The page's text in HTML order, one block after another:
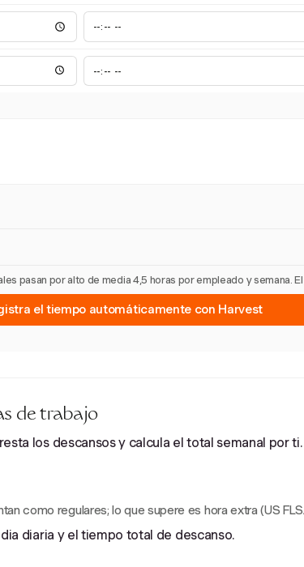
pasan por alto de media 4,5 horas por empleado y semana.
el tiempo automáticamente con Harvest
de trabajo
los descansos y calcula el total semanal por ti.
como regulares; lo que supere es hora extra (US
diaria y el tiempo total de descanso.